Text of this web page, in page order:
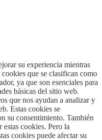
su experiencia mientras
que se clasifican como
ya que son esenciales para
básicas del sitio web.
que nos ayudan a analizar y
Estas cookies se
su consentimiento. También
cookies. Pero la
cookies puede afectar su